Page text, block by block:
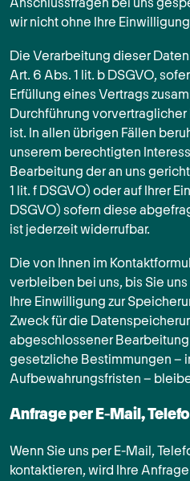
wir nicht ohne Ihre
Die Verarbeitung dieser
Art. 6 Abs. 1 lit. b DSGVO,
Erfüllung eines Vertrags
Durchführung
ist. In allen übrigen Fällen
unserem berechtigten
Bearbeitung der an uns
1 lit. f DSGVO) oder auf Ihrer
DSGVO) sofern diese
ist jederzeit widerrufbar.
Die von Ihnen im
verbleiben bei uns, bis Sie
Ihre Einwilligung zur
Zweck für die
abgeschlossener
gesetzliche Bestimmungen –
Aufbewahrungsfristen –
Anfrage per E-Mail,
Wenn Sie uns per E-Mail,
kontaktieren, wird Ihre